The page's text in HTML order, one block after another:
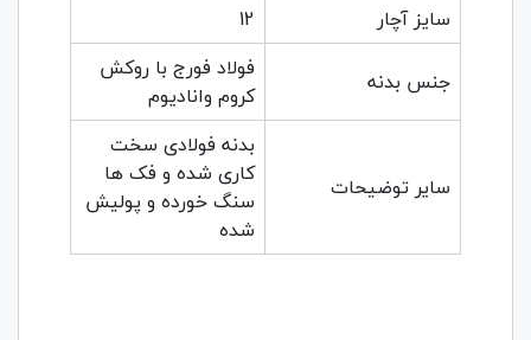
سایز آچار
12
جنس بدنه
فولاد فورج با روکش
کروم وانادیوم
سایر توضیحات
بدنه فولادی سخت
کاری شده و فک ها
سنگ خورده و پولیش
شده